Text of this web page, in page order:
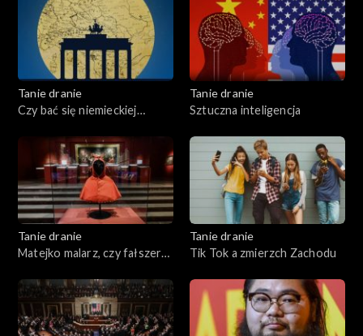
Tanie dranie
Czy bać się niemieckiej
Tanie dranie
Sztuczna inteligencja
Tanie dranie
Matejko malarz, czy fałszerz
Tanie dranie
Tik Tok a zmierzch Zachodu